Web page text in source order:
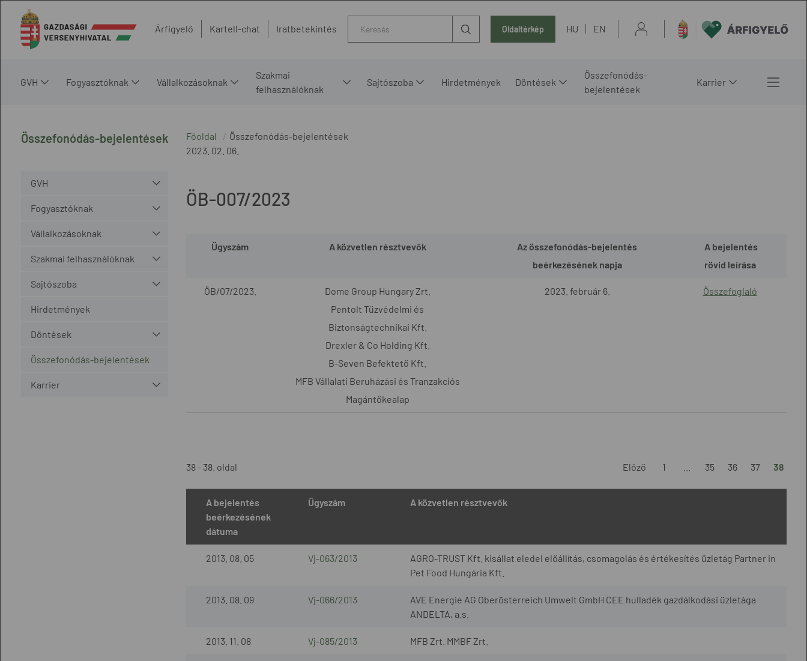
Árfigyelő Kartell-chat Iratbetekintés Oldaltérkép HU EN
GVH Fogyasztóknak Vállalkozásoknak
Szakmai
felhasználóknak
Sajtószoba Hirdetmények Döntések
Összefonódás-
bejelentések
Karrier
Összefonódás-bejelentések
GVH
Fogyasztóknak
Vállalkozásoknak
Szakmai felhasználóknak
Sajtószoba
Hirdetmények
Döntések
Összefonódás-bejelentések
Karrier
Főoldal
Összefonódás-bejelentések
2023. 02. 06.
ÖB-007/2023
Ügyszám A közvetlen résztvevők
Az összefonódás-bejelentés
beérkezésének napja
A bejelentés
rövid leírása
ÖB/07/2023.
Dome Group Hungary Zrt.
Pentolt Tűzvédelmi és
Biztonságtechnikai Kft.
Drexler & Co Holding Kft.
B-Seven Befektető Kft.
MFB Vállalati Beruházási és Tranzakciós
Magántőkealap
2023. február 6. Összefoglaló
38 - 38. oldal Előző 1 35 36 37 38
A bejelentés
beérkezésének
dátuma
Ügyszám A közvetlen résztvevők
2013. 08. 05 Vj-063/2013
AGRO-TRUST Kft. kisállat eledel előállítás, csomagolás és értékesítés üzletág Partner in
Pet Food Hungária Kft.
2013. 08. 09 Vj-066/2013
AVE Energie AG Oberösterreich Umwelt GmbH CEE hulladék gazdálkodási üzletága
ANDELTA, a.s.
2013. 11. 08 Vj-085/2013 MFB Zrt. MMBF Zrt.